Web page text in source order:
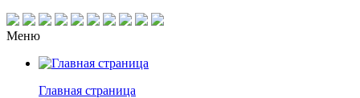
Меню
Главная страница